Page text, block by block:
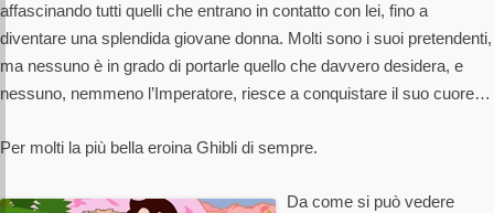
affascinando tutti quelli che entrano in contatto con lei, fino a
diventare una splendida giovane donna. Molti sono i suoi pretendenti,
ma nessuno è in grado di portarle quello che davvero desidera, e
nessuno, nemmeno l’Imperatore, riesce a conquistare il suo cuore…
Per molti la più bella eroina Ghibli di sempre.
Da come si può vedere